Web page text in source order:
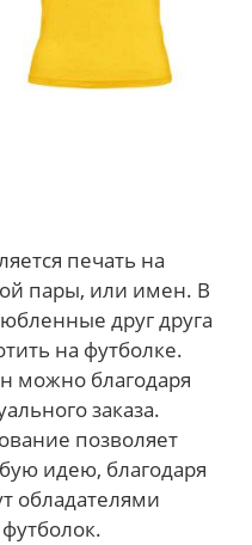
печать на
пары, или имен. В
друг друга
на футболке.
можно благодаря
заказа.
позволяет
идею, благодаря
обладателями